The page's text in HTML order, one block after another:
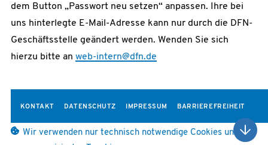
dem Button „Passwort neu setzen“ anpassen. Ihre bei
uns hinterlegte E-Mail-Adresse kann nur durch die DFN-
Geschäftsstelle geändert werden. Wenden Sie sich
hierzu bitte an web-intern@dfn.de
KONTAKT DATENSCHUTZ IMPRESSUM BARRIEREFREIHEIT
Wir verwenden nur technisch notwendige Cookies und